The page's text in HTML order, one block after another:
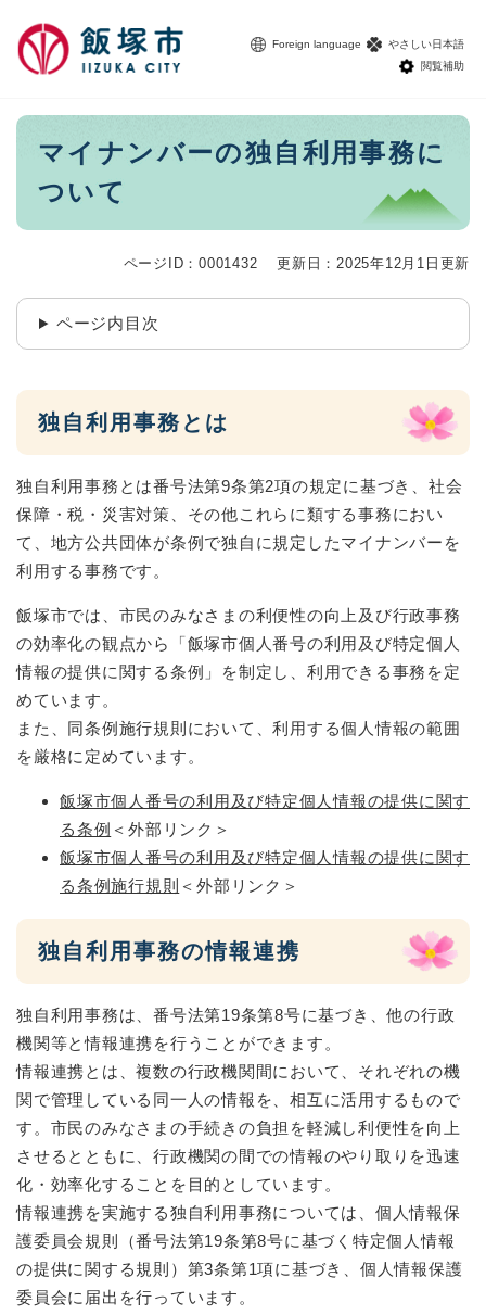
Foreign language
やさしい日本語
閲覧補助
本
マイナンバーの独自利用事務に
ついて
ページID：0001432 更新日：2025年12月1日更新
ページ内目次
独自利用事務とは
独自利用事務とは番号法第9条第2項の規定に基づき、社会
保障・税・災害対策、その他これらに類する事務におい
て、地方公共団体が条例で独自に規定したマイナンバーを
利用する事務です。
飯塚市では、市民のみなさまの利便性の向上及び行政事務
の効率化の観点から「飯塚市個人番号の利用及び特定個人
情報の提供に関する条例」を制定し、利用できる事務を定
めています。
また、同条例施行規則において、利用する個人情報の範囲
を厳格に定めています。
飯塚市個人番号の利用及び特定個人情報の提供に関す
る条例 ＜外部リンク＞
飯塚市個人番号の利用及び特定個人情報の提供に関す
る条例施行規則 ＜外部リンク＞
独自利用事務の情報連携
独自利用事務は、番号法第19条第8号に基づき、他の行政
機関等と情報連携を行うことができます。
情報連携とは、複数の行政機関間において、それぞれの機
関で管理している同⼀⼈の情報を、相互に活用するもので
す。市民のみなさまの手続きの負担を軽減し利便性を向上
させるとともに、行政機関の間での情報のやり取りを迅速
化・効率化することを目的としています。
情報連携を実施する独自利用事務については、個⼈情報保
護委員会規則（番号法第19条第8号に基づく特定個⼈情報
の提供に関する規則）第3条第1項に基づき、個人情報保護
委員会に届出を行っています。